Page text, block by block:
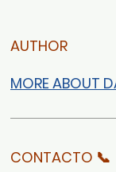
AUTHOR
MORE ABOUT
CONTACTO 📞